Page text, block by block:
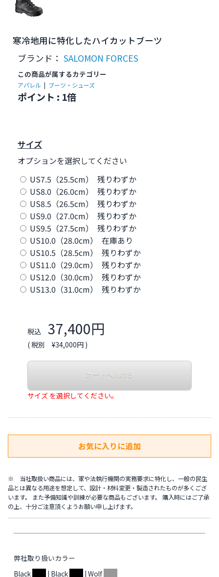
寒冷地用に特化したハイカットブーツ
ブランド： SALOMON FORCES
この商品が属するカテゴリー
アパレル | ブーツ・シューズ
ポイント : 1倍
サイズ
オプションを選択してください
US7.5（25.5cm） 残りわずか
US8.0（26.0cm） 残りわずか
US8.5（26.5cm） 残りわずか
US9.0（27.0cm） 残りわずか
US9.5（27.5cm） 残りわずか
US10.0（28.0cm） 在庫あり
US10.5（28.5cm） 残りわずか
US11.0（29.0cm） 残りわずか
US12.0（30.0cm） 残りわずか
US13.0（31.0cm） 残りわずか
税込 37,400円
( 税別 ¥34,000円 )
サイズ を選択してください。
※ 当社取扱い商品には、軍や法執行機関の実務要求に特化し、一般の民生
品とは異なる用途を想定して、設計・材料変更・製造されたものが多くござ
います。 また予備知識や訓練が必要な商品もございます。 購入時にはご了承
の上、十分ご注意頂くようお願い申し上げます。
弊社取り扱いカラー
Black
| Black
| Wolf